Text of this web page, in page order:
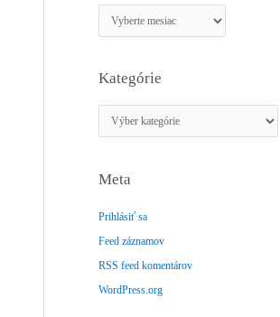
r
h
Kategórie
a
e
ó
r
i
e
Meta
Prihlásiť sa
Feed záznamov
RSS feed komentárov
WordPress.org